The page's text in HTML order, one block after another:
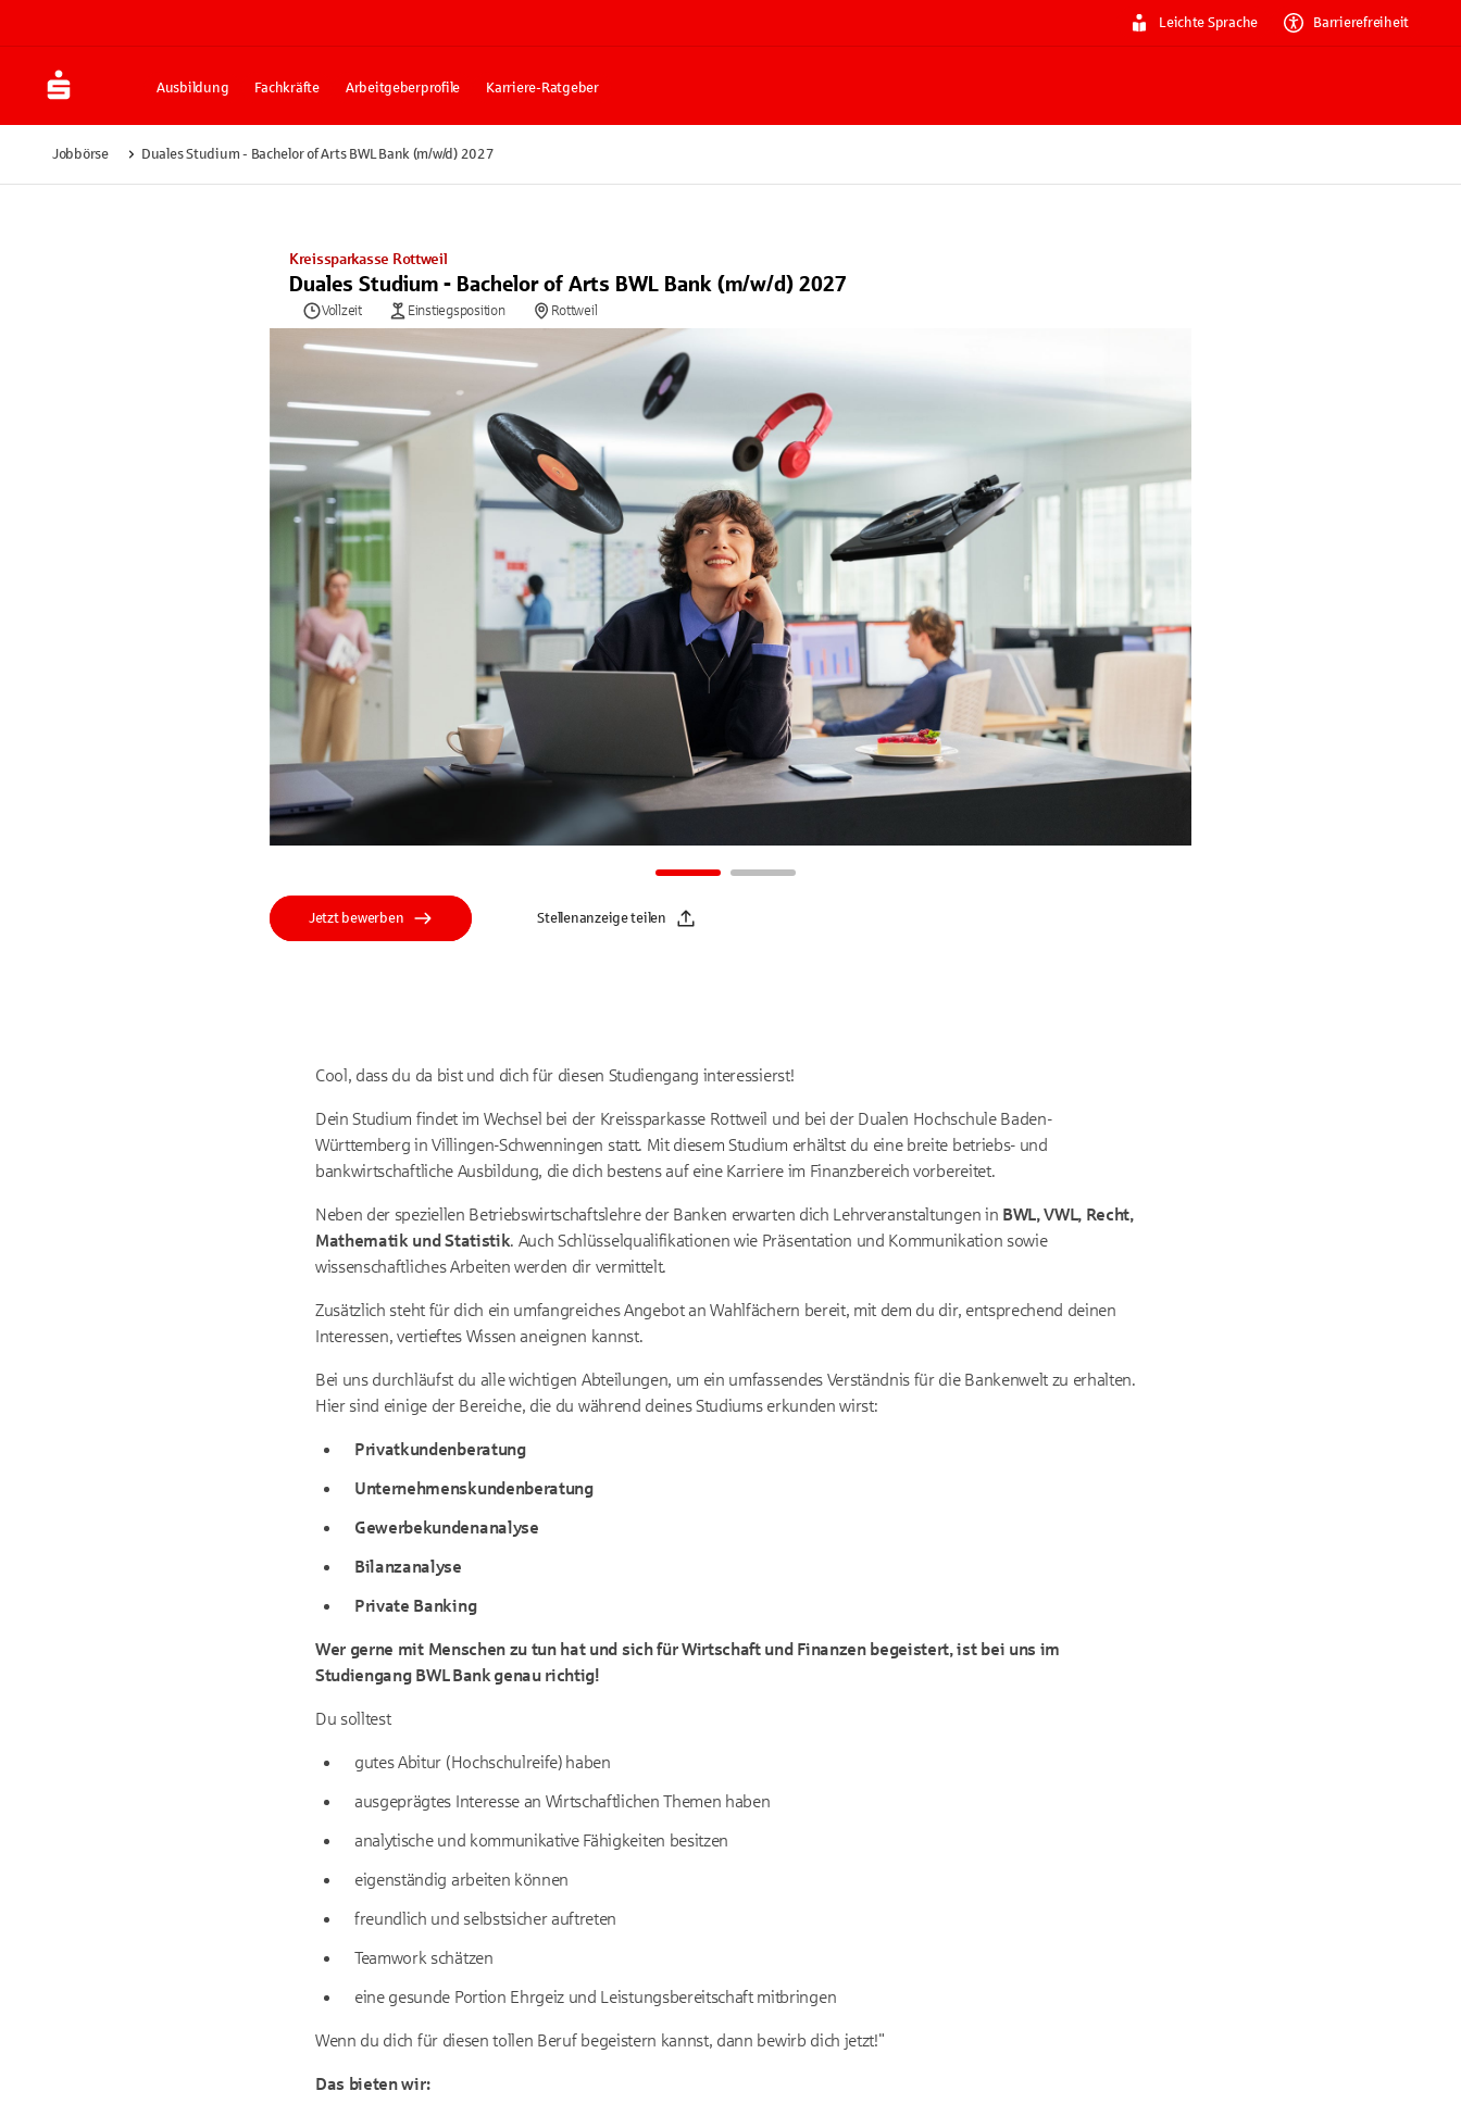
Leichte Sprache Barrierefreiheit
Ausbildung Fachkräfte Arbeitgeberprofile Karriere-Ratgeber
Jobbörse Duales Studium - Bachelor of Arts BWL Bank (m/w/d) 2027
Kreissparkasse Rottweil
Duales Studium - Bachelor of Arts BWL Bank (m/w/d) 2027
Vollzeit Einstiegsposition Rottweil
Jetzt bewerben Stellenanzeige teilen
Cool, dass du da bist und dich für diesen Studiengang interessierst!
Dein Studium findet im Wechsel bei der Kreissparkasse Rottweil und bei der Dualen Hochschule Baden-
Württemberg in Villingen-Schwenningen statt. Mit diesem Studium erhältst du eine breite betriebs- und
bankwirtschaftliche Ausbildung, die dich bestens auf eine Karriere im Finanzbereich vorbereitet.
Neben der speziellen Betriebswirtschaftslehre der Banken erwarten dich Lehrveranstaltungen in BWL, VWL, Recht,
Mathematik und Statistik. Auch Schlüsselqualifikationen wie Präsentation und Kommunikation sowie
wissenschaftliches Arbeiten werden dir vermittelt.
Zusätzlich steht für dich ein umfangreiches Angebot an Wahlfächern bereit, mit dem du dir, entsprechend deinen
Interessen, vertieftes Wissen aneignen kannst.
Bei uns durchläufst du alle wichtigen Abteilungen, um ein umfassendes Verständnis für die Bankenwelt zu erhalten.
Hier sind einige der Bereiche, die du während deines Studiums erkunden wirst:
Privatkundenberatung
Unternehmenskundenberatung
Gewerbekundenanalyse
Bilanzanalyse
Private Banking
Wer gerne mit Menschen zu tun hat und sich für Wirtschaft und Finanzen begeistert, ist bei uns im
Studiengang BWL Bank genau richtig!
Du solltest
gutes Abitur (Hochschulreife) haben
ausgeprägtes Interesse an Wirtschaftlichen Themen haben
analytische und kommunikative Fähigkeiten besitzen
eigenständig arbeiten können
freundlich und selbstsicher auftreten
Teamwork schätzen
eine gesunde Portion Ehrgeiz und Leistungsbereitschaft mitbringen
Wenn du dich für diesen tollen Beruf begeistern kannst, dann bewirb dich jetzt!"
Das bieten wir: